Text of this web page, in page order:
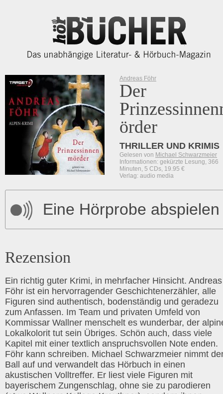
Andreas Föhr
Der
örder
THRILLER UND KRIMIS
Gelesen von Michael Schwarzmeier
Informationen: gekürzte Lesung, 366
Minuten, 5 CDs, 19.95 €
Verlag: audio media
Eine Hörprobe abspielen
Rezension
Ein richtig guter Krimi, in mehrfacher Hinsicht. Andreas
Föhr ist ein hervorragender Geschichtenerzähler, alle
Figuren sind authentisch, bodenständig und geradezu
zum Anfassen. Im Team und privaten Umfeld von
Kommissar Wallner menschelt es wunderbar, der
Lokalkolorit tut sein Übriges. Schön auch, dass viele
Kapitel mit einer textlich anspruchsvollen Note enden.
Föhr kann schreiben. Michael Schwarzmeier nimmt
Ball auf und verwandelt das Hörbuch in einen
akustischen Volltreffer. Er liest viele Figuren mit
bayerischem Zungenschlag, ohne sie zu parodieren